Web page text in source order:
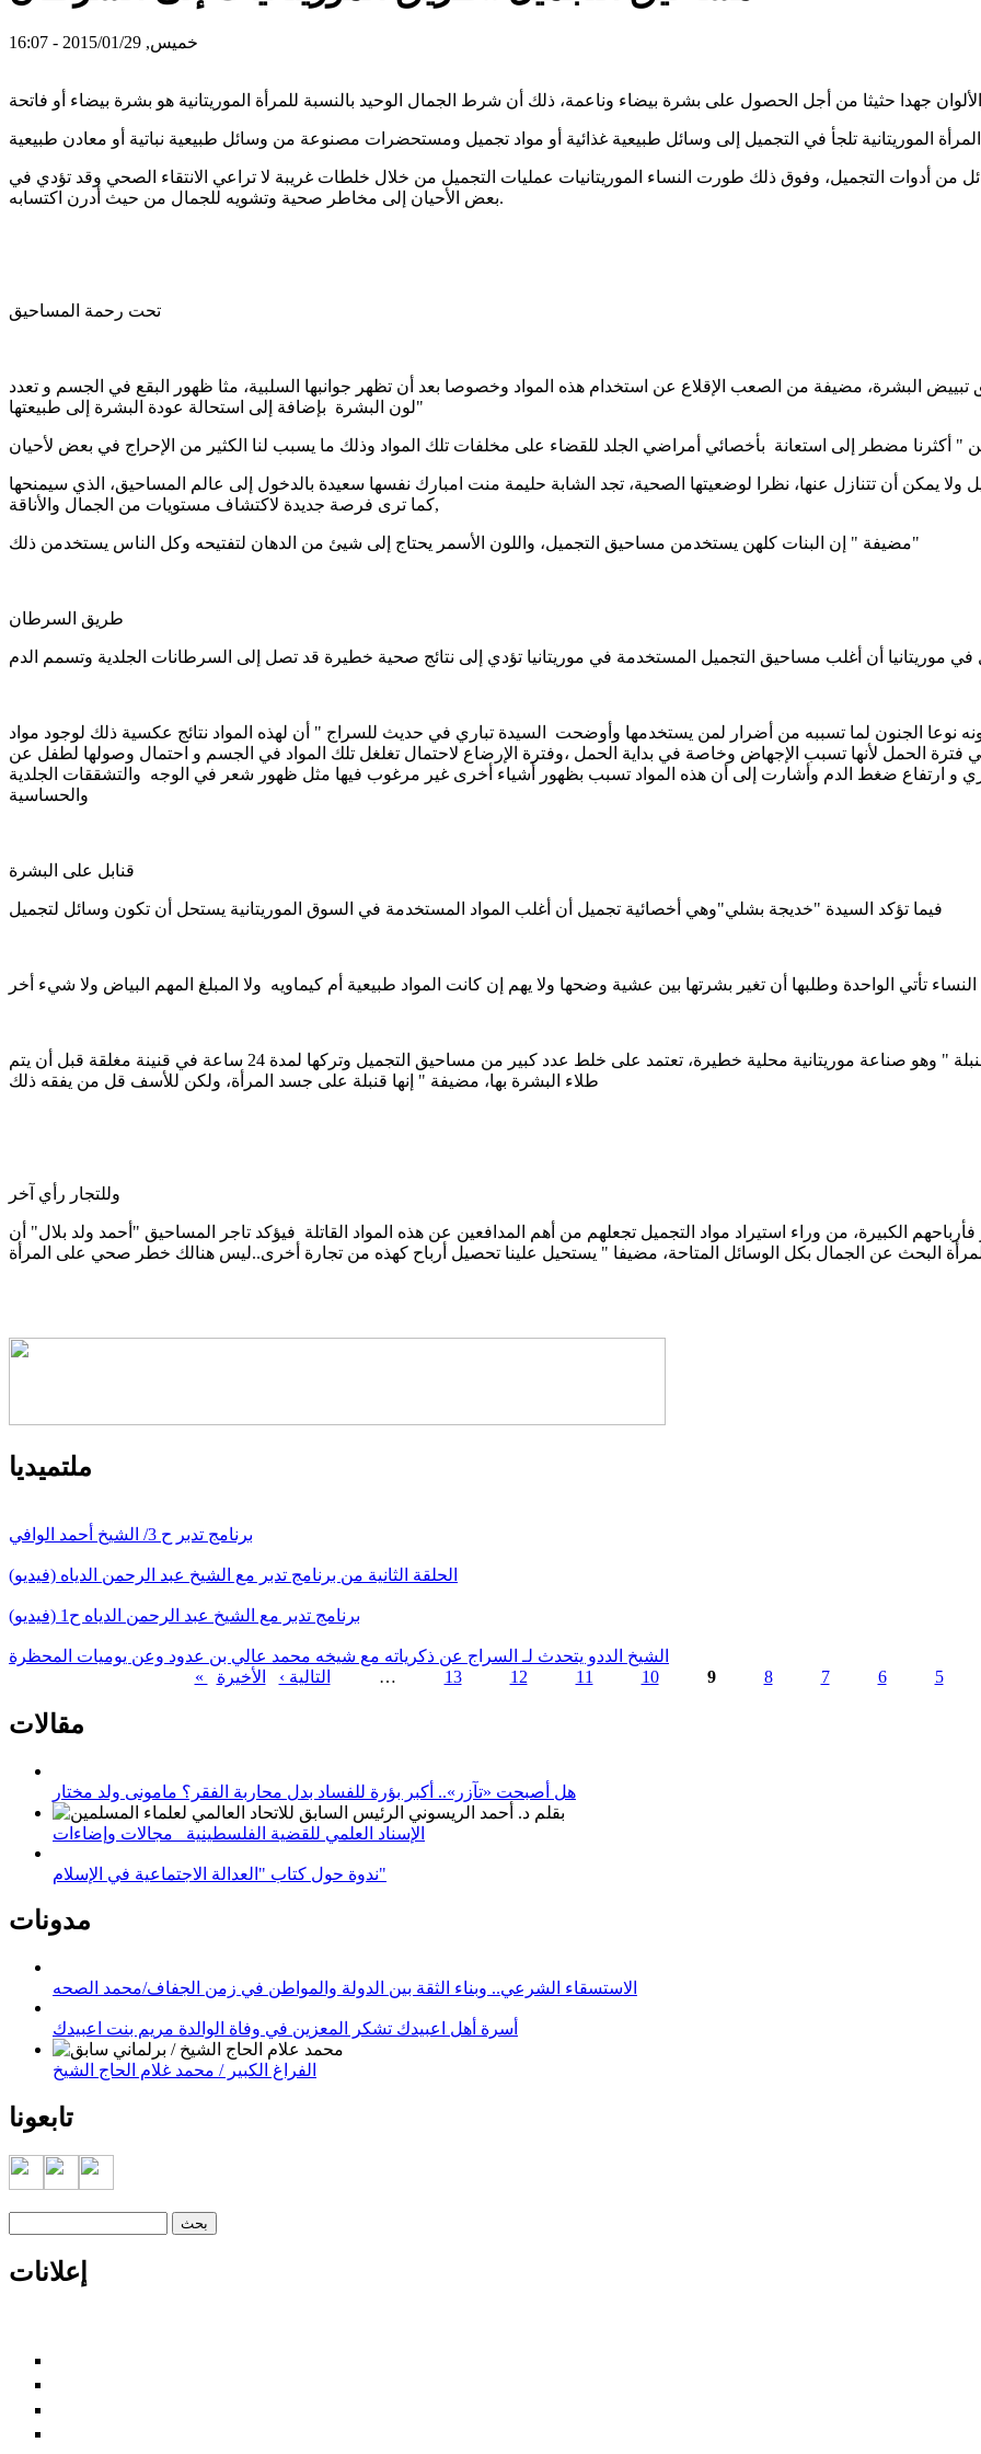
خميس, 2015/01/29 - 16:07
من أدوات التجميل، وفوق ذلك طورت النساء الموريتانيات عمليات التجميل من خلال خلطات غريبة لا تراعي الانتقاء الصحي وقد تؤدي في
بعض الأحيان إلى مخاطر صحية وتشويه للجمال من حيث أدرن اكتسابه.
تحت رحمة المساحيق
البشرة، مضيفة من الصعب الإقلاع عن استخدام هذه المواد وخصوصا بعد أن تظهر جوانبها السلبية، مثا ظهور البقع في الجسم و تعدد
لون البشرة بإضافة إلى استحالة عودة البشرة إلى طبيعتها"
يمكن أن تتنازل عنها، نظرا لوضعيتها الصحية، تجد الشابة حليمة منت امبارك نفسها سعيدة بالدخول إلى عالم المساحيق، الذي سيمنحها
كما ترى فرصة جديدة لاكتشاف مستويات من الجمال والأناقة,
مضيفة " إن البنات كلهن يستخدمن مساحيق التجميل، واللون الأسمر يحتاج إلى شيئ من الدهان لتفتيحه وكل الناس يستخدمن ذلك"
طريق السرطان
نوعا الجنون لما تسببه من أضرار لمن يستخدمها وأوضحت السيدة تباري في حديث للسراج " أن لهذه المواد نتائج عكسية ذلك لوجود مواد
الحمل لأنها تسبب الإجهاض وخاصة في بداية الحمل ،وفترة الإرضاع لاحتمال تغلغل تلك المواد في الجسم و احتمال وصولها لطفل عن
و ارتفاع ضغط الدم وأشارت إلى أن هذه المواد تسبب بظهور أشياء أخرى غير مرغوب فيها مثل ظهور شعر في الوجه والتشققات الجلدية
والحساسية
قنابل على البشرة
فيما تؤكد السيدة "خديجة بشلي"وهي أخصائية تجميل أن أغلب المواد المستخدمة في السوق الموريتانية يستحل أن تكون وسائل لتجميل
وتضيف بشلي " هنالك أسلوب جديد من المساحيق يعرف باسم القنبلة " وهو صناعة موريتانية محلية خطيرة، تعتمد على خلط عدد كبير من مساحيق التجميل وتركها لمدة 24 ساعة في قنينة مغلقة قبل أن يتم
طلاء البشرة بها، مضيفة " إنها قنبلة على جسد المرأة، ولكن للأسف قل من يفقه ذلك
وللتجار رأي آخر
فأرباحهم الكبيرة، من وراء استيراد مواد التجميل تجعلهم من أهم المدافعين عن هذه المواد القاتلة فيؤكد تاجر المساحيق "أحمد ولد بلال" أن
ملتميديا
برنامج تدبر ح 3/ الشيخ أحمد الوافي
الحلقة الثانية من برنامج تدبر مع الشيخ عبد الرحمن الدياه (فيديو)
برنامج تدبر مع الشيخ عبد الرحمن الدياه ح1 (فيديو)
الشيخ الددو يتحدث لـ السراج عن ذكرياته مع شيخه محمد عالي بن عدود وعن يوميات المحظرة
5
6
7
8
9
10
11
12
13
… التالية ›
مقالات
هل أصبحت «تآزر».. أكبر بؤرة للفساد بدل محاربة الفقر؟ مامونى ولد مختار
الإسناد العلمي للقضية الفلسطينية_ مجالات وإضاءات
ندوة حول كتاب "العدالة الاجتماعية في الإسلام"
مدونات
الاستسقاء الشرعي.. وبناء الثقة بين الدولة والمواطن في زمن الجفاف/محمد الصحه
أسرة أهل اعبيدك تشكر المعزين في وفاة الوالدة مريم بنت اعبيدك
الفراغ الكبير / محمد غلام الحاج الشيخ
تابعونا
إعلانات